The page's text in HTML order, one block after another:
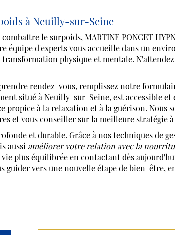
à Neuilly-sur-Seine
le surpoids, MARTINE PONCET
équipe d'experts vous accueille dans un
transformation physique et mentale.
rendez-vous, remplissez notre
situé à Neuilly-sur-Seine, est accessible et
propice à la relaxation et à la guérison. Nous
et vous conseiller sur la meilleure stratégie à
et durable. Grâce à nos techniques de
aussi améliorer votre relation avec la
plus équilibrée en contactant dès
guider vers une nouvelle étape de bien-être,